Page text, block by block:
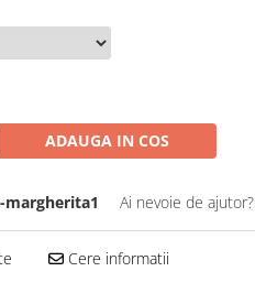
ADAUGA IN COS
margherita1 Ai nevoie de ajutor?
Cere informatii